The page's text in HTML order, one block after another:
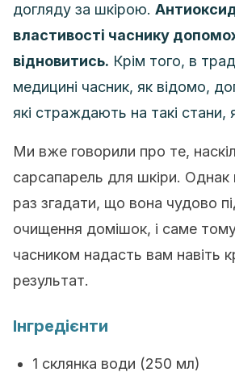
догляду за шкірою.
властивості часнику
відновитись. Крім того, в
медицині часник, як відомо,
які страждають на такі стани,
Ми вже говорили про те,
сарсапарель для шкіри. Однак
раз згадати, що вона чудово
очищення домішок, і саме тому
часником надасть вам навіть
результат.
Інгредієнти
1 склянка води (250 мл)